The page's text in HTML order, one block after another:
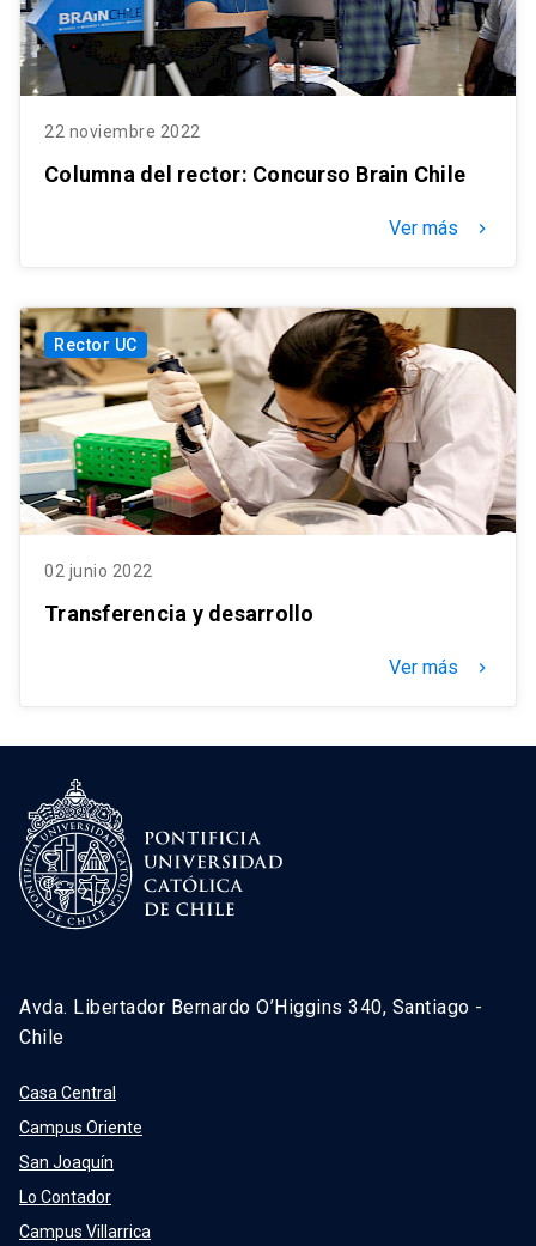
22 noviembre 2022
Columna del rector: Concurso Brain Chile
Ver más keyboard_arrow_right
Rector UC
02 junio 2022
Transferencia y desarrollo
Ver más keyboard_arrow_right
Avda. Libertador Bernardo O’Higgins 340, Santiago -
Chile
Casa Central
Campus Oriente
San Joaquín
Lo Contador
Campus Villarrica